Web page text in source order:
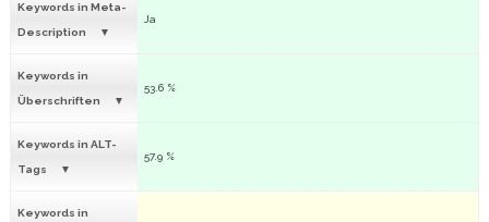
Keywords in Meta-
Description
Ja
Keywords in
Überschriften
53.6 %
Keywords in ALT-
Tags
57.9 %
Keywords in